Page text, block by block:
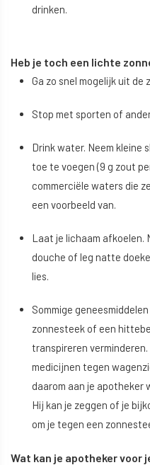
drinken.
Heb je toch een lichte
Ga zo snel mogelijk uit de
Stop met sporten of
Drink water. Neem kleine
toe te voegen (9 g zout
commerciële waters die
een voorbeeld van.
Laat je lichaam afkoelen.
douche of leg natte
lies.
Sommige
zonnesteek of een
transpireren
medicijnen tegen
daarom aan je apotheker
Hij kan je zeggen of je
om je tegen een
Wat kan je apotheker voor